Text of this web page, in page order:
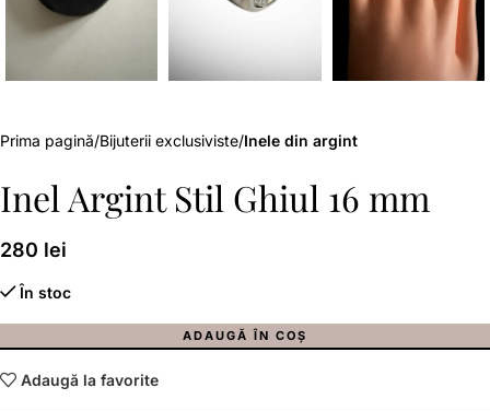
Prima pagină Bijuterii exclusiviste Inele din argint
Inel Argint Stil Ghiul 16 mm
280 lei
În stoc
ADAUGĂ ÎN COȘ
Adaugă la favorite